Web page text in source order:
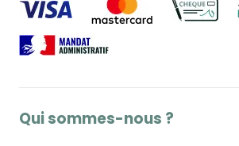
Qui sommes-nous ?